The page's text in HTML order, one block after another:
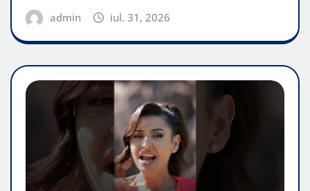
admin iul. 31, 2026